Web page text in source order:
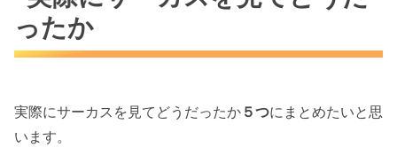
ったか
実際にサーカスを見てどうだったか ５つにまとめたいと思
います。